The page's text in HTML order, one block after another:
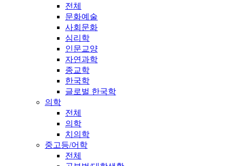
전체
문화예술
사회문화
심리학
인문교양
자연과학
종교학
한국학
글로벌 한국학
의학
전체
의학
치의학
중고등/어학
전체